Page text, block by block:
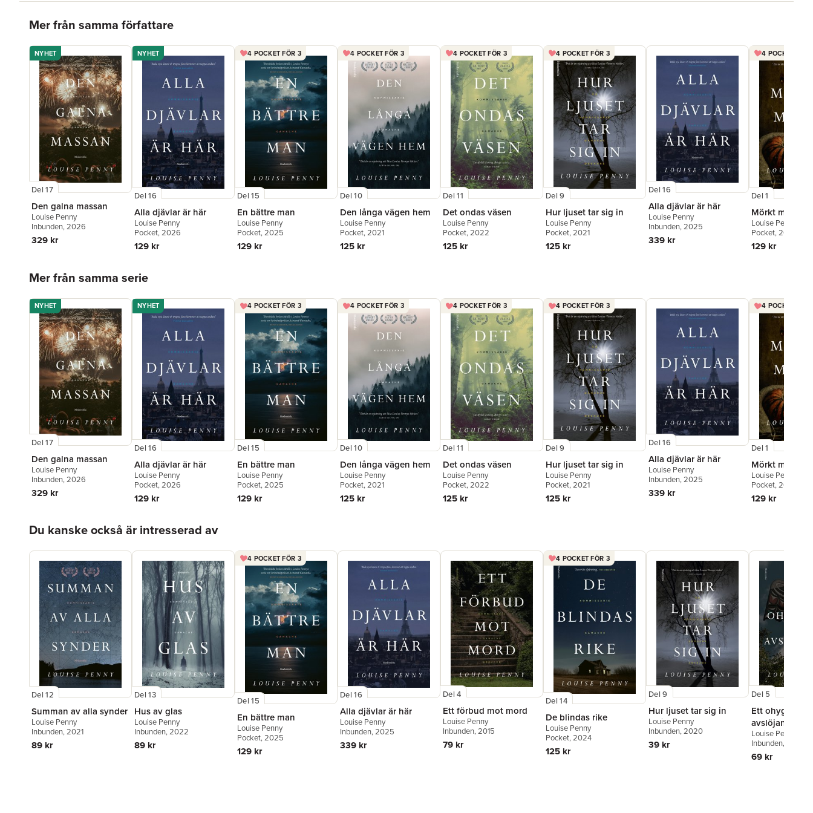
Mer från samma författare
NYHET
Del 17
Den galna massan
Louise Penny
Inbunden, 2026
329 kr
NYHET
Del 16
Alla djävlar är här
Louise Penny
Pocket, 2026
129 kr
4 POCKET FÖR 3
Del 15
En bättre man
Louise Penny
Pocket, 2025
129 kr
4 POCKET FÖR 3
Del 10
Den långa vägen hem
Louise Penny
Pocket, 2021
125 kr
4 POCKET FÖR 3
Del 11
Det ondas väsen
Louise Penny
Pocket, 2022
125 kr
4 POCKET FÖR 3
Del 9
Hur ljuset tar sig in
Louise Penny
Pocket, 2021
125 kr
Del 16
Alla djävlar är här
Louise Penny
Inbunden, 2025
339 kr
4 POCKET FÖR
Del 1
Mörkt motiv
Louise Penny
Pocket, 2016
129 kr
Mer från samma serie
NYHET
Del 17
Den galna massan
Louise Penny
Inbunden, 2026
329 kr
NYHET
Del 16
Alla djävlar är här
Louise Penny
Pocket, 2026
129 kr
4 POCKET FÖR 3
Del 15
En bättre man
Louise Penny
Pocket, 2025
129 kr
4 POCKET FÖR 3
Del 10
Den långa vägen hem
Louise Penny
Pocket, 2021
125 kr
4 POCKET FÖR 3
Del 11
Det ondas väsen
Louise Penny
Pocket, 2022
125 kr
4 POCKET FÖR 3
Del 9
Hur ljuset tar sig in
Louise Penny
Pocket, 2021
125 kr
Del 16
Alla djävlar är här
Louise Penny
Inbunden, 2025
339 kr
4 POCKET FÖR
Del 1
Mörkt motiv
Louise Penny
Pocket, 2016
129 kr
Du kanske också är intresserad av
Del 12
Summan av alla synder
Louise Penny
Inbunden, 2021
89 kr
Del 13
Hus av glas
Louise Penny
Inbunden, 2022
89 kr
4 POCKET FÖR 3
Del 15
En bättre man
Louise Penny
Pocket, 2025
129 kr
Del 16
Alla djävlar är här
Louise Penny
Inbunden, 2025
339 kr
Del 4
Ett förbud mot mord
Louise Penny
Inbunden, 2015
79 kr
4 POCKET FÖR 3
Del 14
De blindas rike
Louise Penny
Pocket, 2024
125 kr
Del 9
Hur ljuset tar sig in
Louise Penny
Inbunden, 2020
39 kr
Del 5
Ett ohyggligt
avslöjande
Louise Penny
Inbunden, 2016
69 kr